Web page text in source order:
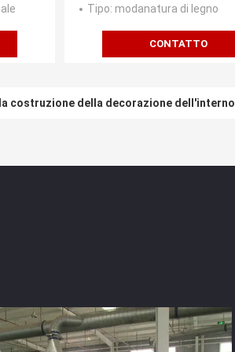
Tipo: modanatura di legno
CONTATTO
costruzione della decorazione dell'interno